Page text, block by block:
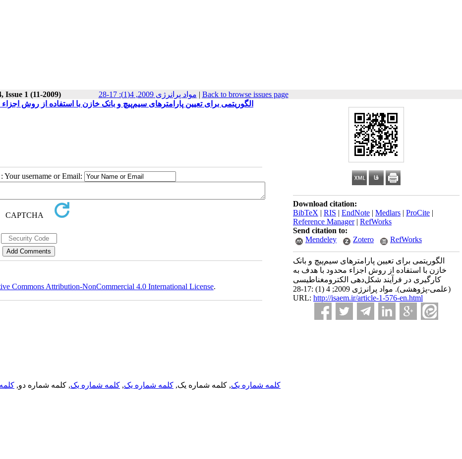
Issue 1 (11-2009) مواد پرانرژی 2009, 4(1): 17-28 | Back to browse issues page
Download citation:
BibTeX | RIS | EndNote | Medlars | ProCite |
Reference Manager| RefWorks
Send citation to:
Mendeley
Zotero RefWorks
الگوریتمی برای تعیین پارامترهای سیم‌پیچ و بانک
خازن با استفاده از روش اجزاء محدود با هدف به
کارگیری در فرآیند شکل‌دهی الکترومغناطیسی
(علمی-پژوهشی). مواد پرانرژی 2009; 4 (1) :17-28
URL: http://isaem.ir/article-1-576-en.html
الگوریتمی برای تعیین پارامترهای سیم‌پیچ و بانک خازن با استفاده از روش
Your username or Email:
Commons Attribution-NonCommercial 4.0 International License.
کلمه شماره یک, کلمه شماره یک, کلمه شماره یک, کلمه شماره یک, کلمه شماره دو,